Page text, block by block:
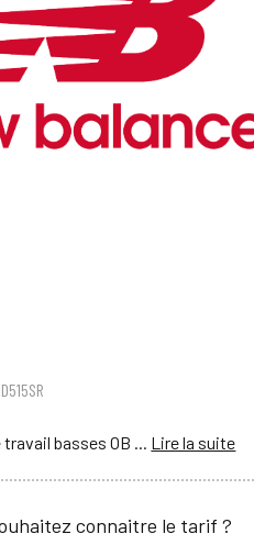
basses OB ... Lire la suite
connaitre le tarif ?